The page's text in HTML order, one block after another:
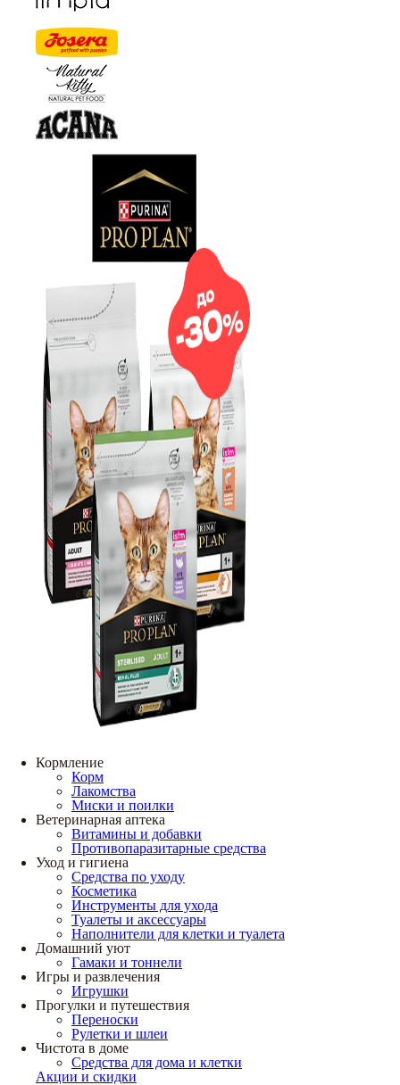
Кормление
Корм
Лакомства
Миски и поилки
Ветеринарная аптека
Витамины и добавки
Противопаразитарные средства
Уход и гигиена
Средства по уходу
Косметика
Инструменты для ухода
Туалеты и аксессуары
Наполнители для клетки и туалета
Домашний уют
Гамаки и тоннели
Игры и развлечения
Игрушки
Прогулки и путешествия
Переноски
Рулетки и шлеи
Чистота в доме
Средства для дома и клетки
Акции и скидки